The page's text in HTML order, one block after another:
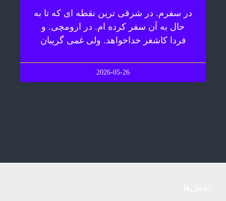
در سفرم. در شرقی ترین نقطه ای که تا به
حال به آن سفر کرده ام. در ارومچی. و
فردا کاشغر خداخواهد. ولی غمی گریبان
2026-05-26